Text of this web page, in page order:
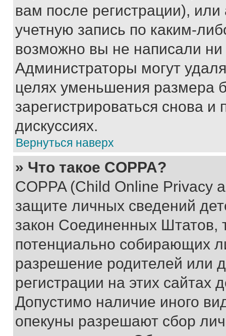
вам после регистрации),
учетную запись по каким-
возможно вы не написали
Администраторы могут
целях уменьшения размера
зарегистрироваться снова и
дискуссиях.
Вернуться наверх
» Что такое COPPA?
COPPA (Child Online Privacy
защите личных сведений
закон Соединенных Штатов,
потенциально собирающих
разрешение родителей или
регистрации на этих сайтах
Допустимо наличие иного
опекуны разрешают сбор